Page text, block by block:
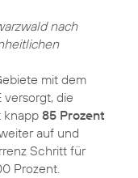
nach
mit dem
versorgt, die
knapp 85 Prozent
auf und
Schritt für
Prozent.